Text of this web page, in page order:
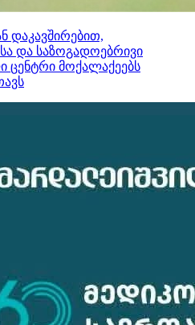
დაკავშირებით,
და საზოგადოებრივი
მოქალაქეებს